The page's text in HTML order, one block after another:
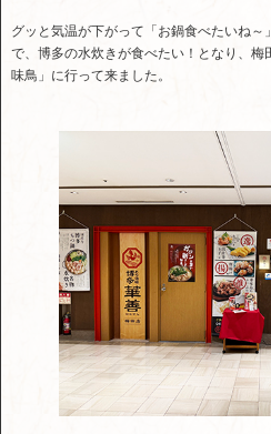
グッと気温が下がって「お鍋食べたいね
で、博多の水炊きが食べたい！となり、
味鳥」に行って来ました。